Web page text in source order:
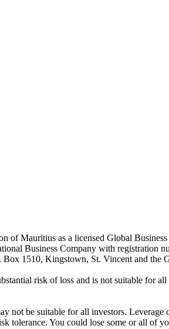
of Mauritius as a licensed Global
Business Company with registration
1510, Kingstown, St. Vincent and the
risk of loss and is not suitable for
be suitable for all investors.
tolerance. You could lose some or all of